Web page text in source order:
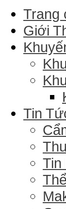
Trang
Giới
Tin
Tin